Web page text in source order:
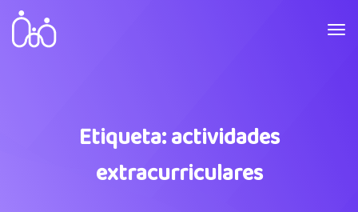
Etiqueta:actividades
extracurriculares